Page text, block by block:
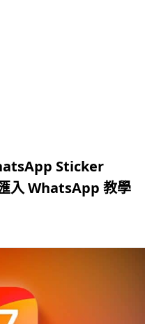
Sticker
入 WhatsApp 教學